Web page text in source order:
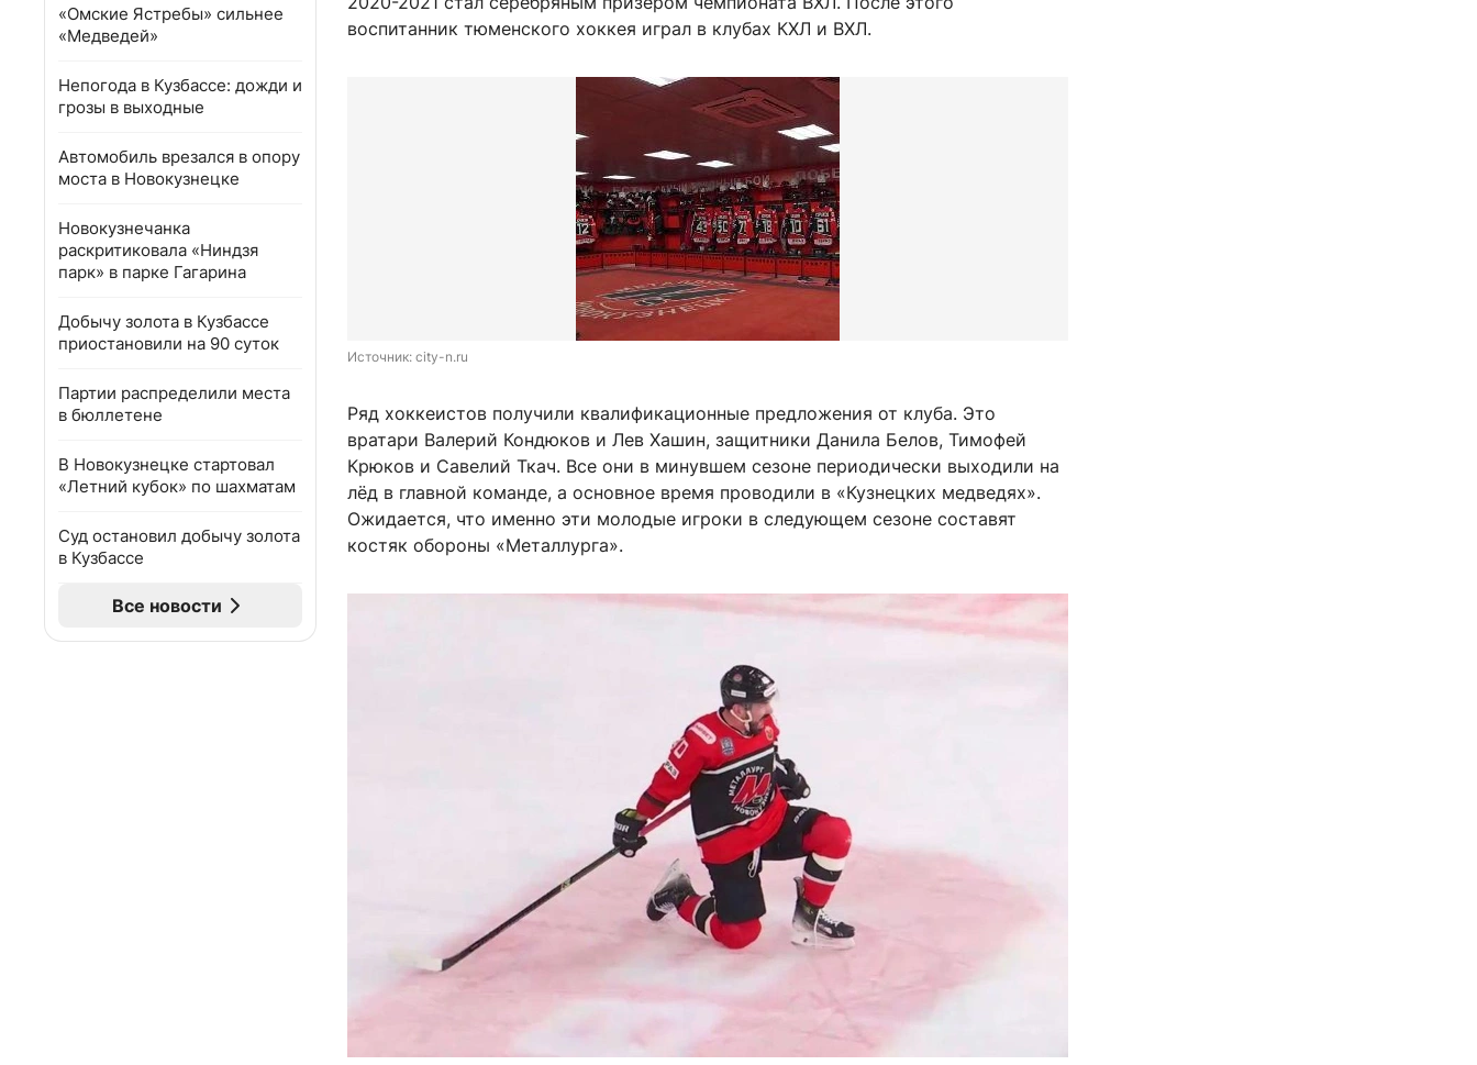
«Омские Ястребы» сильнее
«Медведей»
Непогода в Кузбассе: дожди и
грозы в выходные
Автомобиль врезался в опору
моста в Новокузнецке
Новокузнечанка
раскритиковала «Ниндзя
парк» в парке Гагарина
Добычу золота в Кузбассе
приостановили на 90 суток
Партии распределили места
в бюллетене
В Новокузнецке стартовал
«Летний кубок» по шахматам
Суд остановил добычу золота
в Кузбассе
Все новости
воспитанник тюменского хоккея играл в клубах КХЛ и ВХЛ.
Источник: city-n.ru
Ряд хоккеистов получили квалификационные предложения от клуба. Это
вратари Валерий Кондюков и Лев Хашин, защитники Данила Белов, Тимофей
Крюков и Савелий Ткач. Все они в минувшем сезоне периодически выходили на
лёд в главной команде, а основное время проводили в «Кузнецких медведях».
Ожидается, что именно эти молодые игроки в следующем сезоне составят
костяк обороны «Металлурга».